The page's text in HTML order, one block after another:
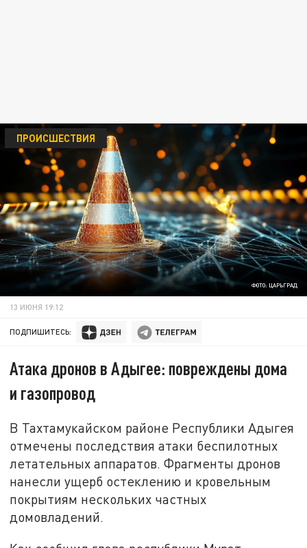
ФОТО: ЦАРЬГРАД
ПРОИСШЕСТВИЯ
13 ИЮНЯ 19:12
ПОДПИШИТЕСЬ:
Атака дронов в Адыгее: повреждены дома
и газопровод
В Тахтамукайском районе Республики Адыгея
отмечены последствия атаки беспилотных
летательных аппаратов. Фрагменты дронов
нанесли ущерб остеклению и кровельным
покрытиям нескольких частных
домовладений.